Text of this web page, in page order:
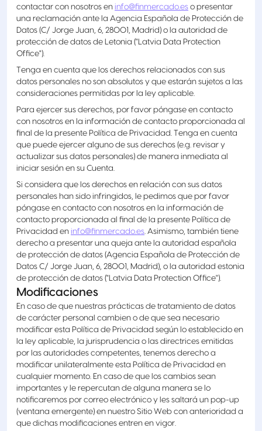
contactar con nosotros en info@finmercado.es o presentar
una reclamación ante la Agencia Española de Protección de
Datos (C/ Jorge Juan, 6, 28001, Madrid) o la autoridad de
protección de datos de Letonia ("Latvia Data Protection
Office").
Tenga en cuenta que los derechos relacionados con sus
datos personales no son absolutos y que estarán sujetos a las
consideraciones permitidas por la ley aplicable.
Para ejercer sus derechos, por favor póngase en contacto
con nosotros en la información de contacto proporcionada al
final de la presente Política de Privacidad. Tenga en cuenta
que puede ejercer alguno de sus derechos (e.g. revisar y
actualizar sus datos personales) de manera inmediata al
iniciar sesión en su Cuenta.
Si considera que los derechos en relación con sus datos
personales han sido infringidos, le pedimos que por favor
póngase en contacto con nosotros en la información de
contacto proporcionada al final de la presente Política de
Privacidad en info@finmercado.es. Asimismo, también tiene
derecho a presentar una queja ante la autoridad española
de protección de datos (Agencia Española de Protección de
Datos C/ Jorge Juan, 6, 28001, Madrid), o la autoridad estonia
de protección de datos ("Latvia Data Protection Office").
Modificaciones
En caso de que nuestras prácticas de tratamiento de datos
de carácter personal cambien o de que sea necesario
modificar esta Política de Privacidad según lo establecido en
la ley aplicable, la jurisprudencia o las directrices emitidas
por las autoridades competentes, tenemos derecho a
modificar unilateralmente esta Política de Privacidad en
cualquier momento. En caso de que los cambios sean
importantes y le repercutan de alguna manera se lo
notificaremos por correo electrónico y les saltará un pop-up
(ventana emergente) en nuestro Sitio Web con anterioridad a
que dichas modificaciones entren en vigor.